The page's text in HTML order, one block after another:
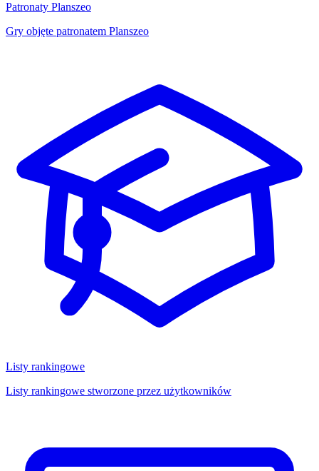
Patronaty Planszeo
Gry objęte patronatem Planszeo
Listy rankingowe
Listy rankingowe stworzone przez użytkowników